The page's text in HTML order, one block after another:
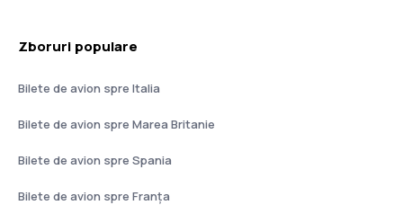
Zboruri populare
Bilete de avion spre Italia
Bilete de avion spre Marea Britanie
Bilete de avion spre Spania
Bilete de avion spre Franţa